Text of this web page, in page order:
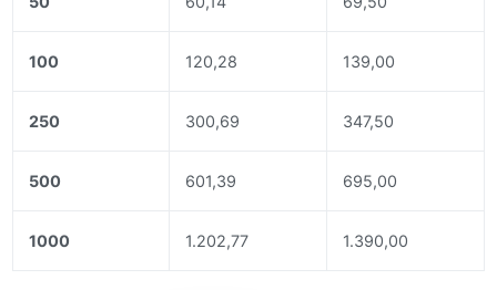
100 120,28 139,00
250 300,69 347,50
500 601,39 695,00
1000 1.202,77 1.390,00